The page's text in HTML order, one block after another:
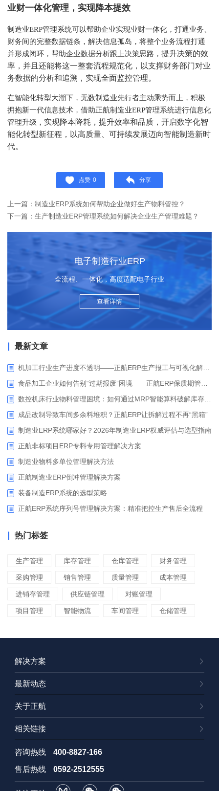
业财一体化管理，实现降本提效
制造业ERP管理系统可以帮助企业实现业财一体化，打通业务、
财务间的完整数据链条，解决信息孤岛，将整个业务流程打通
并形成闭环，帮助企业数据分析跟上决策思路， 提升决策的效
率 ，并且还能将这一整套流程规范化，以支撑财务部门对业
务数据的分析和追溯，实现全面监控管理。
在智能化转型大潮下，无数制造业先行者主动乘势而上，积极
拥抱新一代信息技术，借助正航制造业ERP管理系统进行信息化
管理升级， 实现降本降耗，提升效率和品质 ，开启数字化智
能化转型新征程，以高质量、可持续发展迈向智能制造新时
代。
点赞 0 分享
上一篇：制造业ERP系统如何帮助企业做好生产物料管控？
下一篇：生产制造业ERP管理系统如何解决企业生产管理难题？
电子制造行业ERP
全流程、一体化，高度适配电子行业
查看详情
最新文章
成品改制导致车间多余料堆积？正航ERP让拆解过程不再“黑箱”
制造业ERP系统哪家好？2026年制造业ERP权威评估与选型指南
正航非标项目ERP专料专用管理解决方案
制造业物料多单位管理解决方法
正航制造业ERP倒冲管理解决方案
装备制造ERP系统的选型策略
正航ERP系统序列号管理解决方案：精准把控生产售后全流程
热门标签
生产管理 库存管理 仓库管理 财务管理
采购管理 销售管理 质量管理 成本管理
进销存管理 供应链管理 对账管理
项目管理 智能物流 车间管理 仓储管理
解决方案
最新动态
关于正航
相关链接
咨询热线 400-8827-166
售后热线 0592-2512555